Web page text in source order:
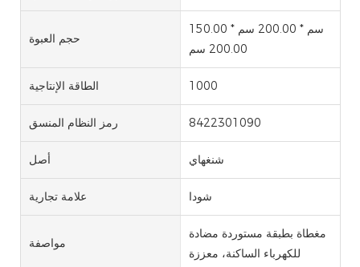
حجم العبوة
150.00 سم * 200.00 سم *
200.00 سم
الطاقة الإنتاجية 1000
رمز النظام المنسق 8422301090
أصل شنغهاي
علامة تجارية شودا
مواصفة
مغطاة بطبقة مستوردة مضادة
للكهرباء الساكنة، معززة